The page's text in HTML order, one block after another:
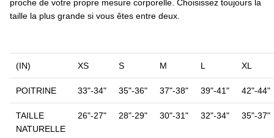
proche de votre propre mesure corporelle. Choisissez toujours la
taille la plus grande si vous êtes entre deux.
(IN) XS S M L XL
POITRINE 33"-34" 35"-36" 37"-38" 39"-41" 42"-44"
TAILLE
NATURELLE
26"-27" 28"-29" 30"-31" 32"-34" 35"-37"